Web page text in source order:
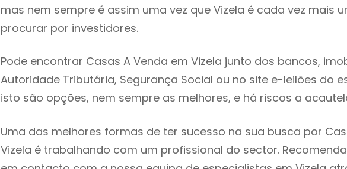
mas nem sempre é assim uma vez que Vizela é cada vez mais
procurar por investidores.
Pode encontrar Casas A Venda em Vizela junto dos bancos,
Autoridade Tributária, Segurança Social ou no site e-leilões do
isto são opções, nem sempre as melhores, e há riscos a
Uma das melhores formas de ter sucesso na sua busca por
Vizela é trabalhando com um profissional do sector.